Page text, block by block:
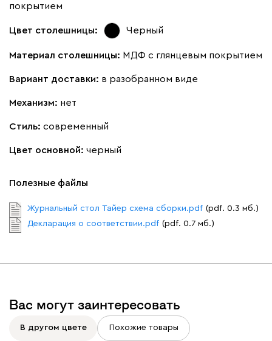
покрытием
Цвет столешницы: Черный
Материал столешницы: МДФ с глянцевым покрытием
Вариант доставки: в разобранном виде
Механизм: нет
Стиль: современный
Цвет основной: черный
Полезные файлы
Журнальный стол Тайер схема сборки.pdf (pdf. 0.3 мб.)
Декларация о соответствии.pdf (pdf. 0.7 мб.)
Вас могут заинтересовать
В другом цвете Похожие товары